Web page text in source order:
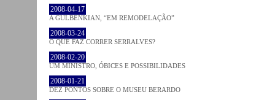
2008-04-17
A GULBENKIAN, “EM REMODELAÇÃO”
2008-03-24
O QUE FAZ CORRER SERRALVES?
2008-02-20
UM MINISTRO, ÓBICES E POSSIBILIDADES
2008-01-21
DEZ PONTOS SOBRE O MUSEU BERARDO